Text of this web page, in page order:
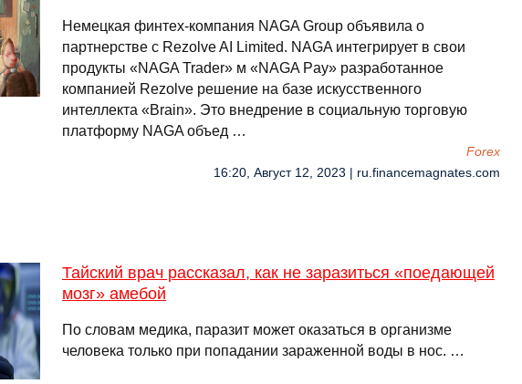
Немецкая финтех-компания NAGA Group объявила о
партнерстве с Rezolve AI Limited. NAGA интегрирует в свои
продукты «NAGA Trader» м «NAGA Pay» разработанное
компанией Rezolve решение на базе искусственного
интеллекта «Brain». Это внедрение в социальную торговую
платформу NAGA объед …
Forex
16:20, Август 12, 2023 | ru.financemagnates.com
Тайский врач рассказал, как не заразиться «поедающей
мозг» амебой
По словам медика, паразит может оказаться в организме
человека только при попадании зараженной воды в нос. …